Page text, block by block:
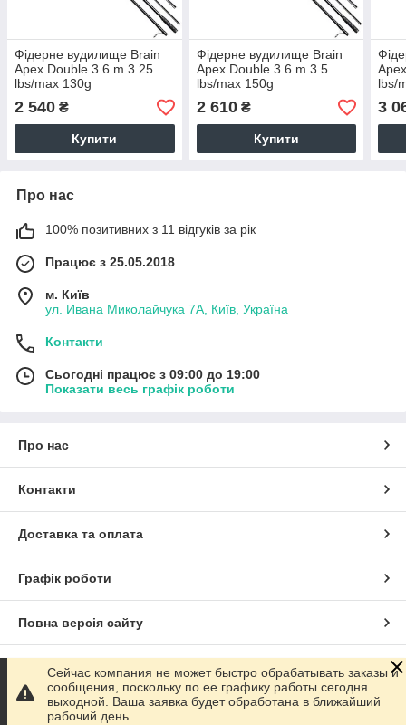
Фідерне вудилище Brain
Apex Double 3.6 m 3.25
lbs/max 130g
2 540 ₴
Купити
Фідерне вудилище Brain
Apex Double 3.6 m 3.5
lbs/max 150g
2 610₴
Купити
lbs/
3
Про нас
100% позитивних з 11 відгуків за рік
Працює з 25.05.2018
м. Київ
ул. Ивана Миколайчука 7А, Київ, Україна
Контакти
Сьогодні працює з 09:00 до 19:00
Показати весь графік роботи
Про нас
Контакти
Доставка та оплата
Графік роботи
Повна версія сайту
Сайт створено на маркетплейсі Prom.ua
Політика конфіденційності
Сейчас компания не может быстро обрабатывать заказы и
сообщения, поскольку по ее графику работы сегодня
выходной. Ваша заявка будет обработана в ближайший
рабочий день.